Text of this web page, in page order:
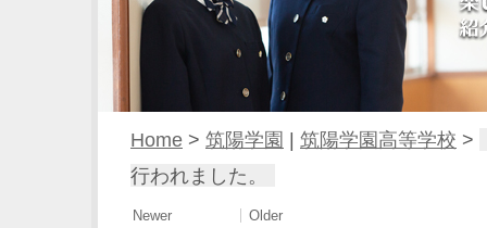
Home > 筑陽学園 | 筑陽学園高等学校 >
行われました。
Newer Older